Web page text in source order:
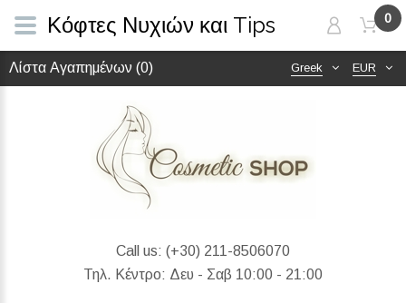
EUR
Greek
Call us: (+30) 211-8506070
Τηλ. Κέντρο: Δευ - Σαβ 10:00 - 21:00
0
Λίστα Αγαπημένων (0)
Κόφτες Νυχιών και Tips